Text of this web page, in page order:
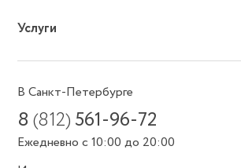
Услуги
В Санкт-Петербурге
8(812) 561-96-72
Ежедневно с 10:00 до 20:00